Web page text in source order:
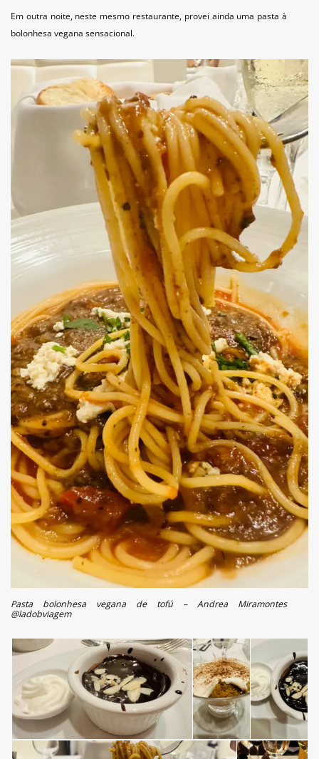
Em outra noite, neste mesmo restaurante, provei ainda uma pasta à
bolonhesa vegana sensacional.
Pasta bolonhesa vegana de tofú – Andrea Miramontes
@ladobviagem